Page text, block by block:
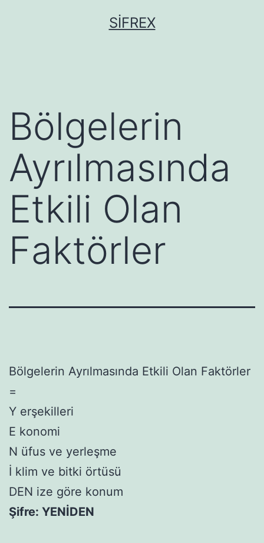
SIFREX
Bölgelerin
Ayrılmasında
Etkili Olan
Faktörler
Bölgelerin Ayrılmasında Etkili Olan Faktörler
=
Y erşekilleri
E konomi
N üfus ve yerleşme
İ klim ve bitki örtüsü
DEN ize göre konum
Şifre: YENİDEN